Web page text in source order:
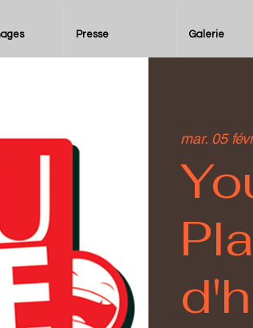
Presse Galerie
mar. 05